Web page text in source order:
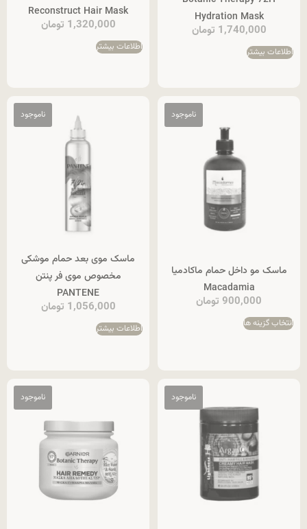
Hydration Mask
1,740,000 تومان
اطلاعات بیشتر
Reconstruct Hair Mask
1,320,000 تومان
اطلاعات بیشتر
ماسک مو داخل حمام ماکادمیا
Macadamia
900,000 تومان
انتخاب گزینه ها
ماسک موی بعد حمام موشکی
مخصوص موی فر پنتن
PANTENE
1,056,000 تومان
اطلاعات بیشتر